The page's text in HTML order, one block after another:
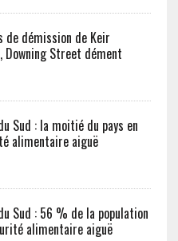
de démission de Keir
Downing Street dément
Sud : la moitié du pays en
alimentaire aiguë
Sud : 56 % de la population
alimentaire aiguë